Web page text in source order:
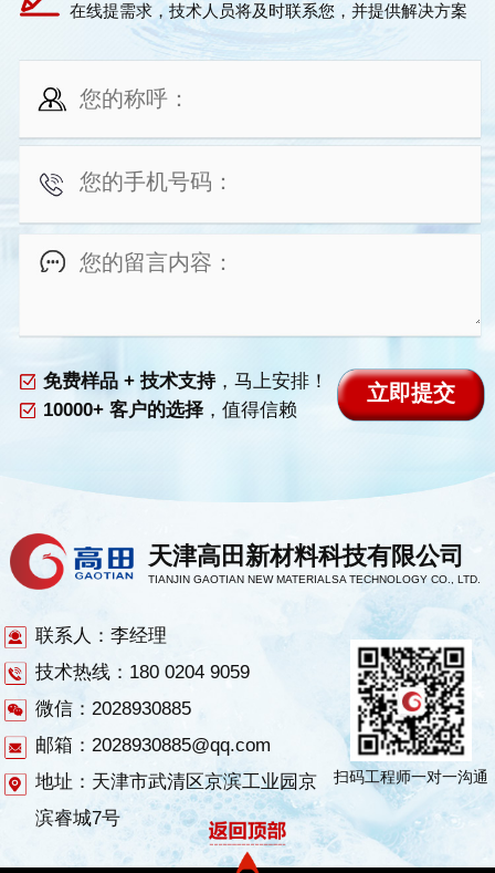
在线提需求，技术人员将及时联系您，并提供解决方案
免费样品 + 技术支持，马上安排！
10000+ 客户的选择，值得信赖
天津高田新材料科技有限公司
TIANJIN GAOTIAN NEW MATERIALSA TECHNOLOGY CO., LTD.
联系人：李经理
技术热线：180 0204 9059
微信：2028930885
邮箱：2028930885@qq.com
地址：天津市武清区京滨工业园京
滨睿城7号
扫码工程师一对一沟通